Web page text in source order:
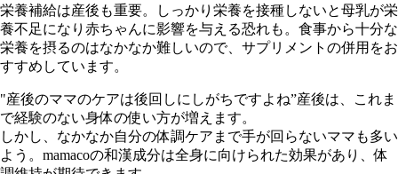
栄養補給は産後も重要。しっかり栄養を接種しないと母乳が栄
養不足になり赤ちゃんに影響を与える恐れも。食事から十分な
栄養を摂るのはなかなか難しいので、サプリメントの併用をお
すすめしています。
"産後のママのケアは後回しにしがちですよね”産後は、これま
で経験のない身体の使い方が増えます。
しかし、なかなか自分の体調ケアまで手が回らないママも多い
よう。mamacoの和漢成分は全身に向けられた効果があり、体